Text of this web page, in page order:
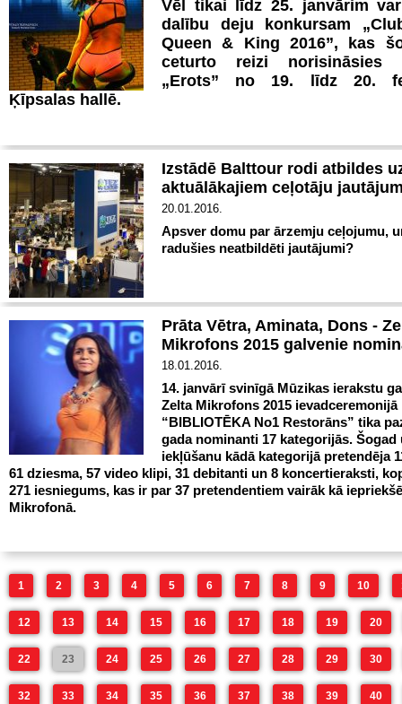
Vēl tikai līdz 25. janvārim
dalību
deju konkursam
Queen & King 2016”,
kas
ceturto reizi norisināsies
„Erots” no 19. līdz 20.
Ķīpsalas hallē.
Izstādē Balttour rodi atbildes
aktuālākajiem ceļotāju
20.01.2016.
Apsver domu par ārzemju ceļojumu,
radušies neatbildēti jautājumi?
Prāta Vētra, Aminata, Dons -
Mikrofons 2015 galvenie
18.01.2016.
14. janvārī svinīgā Mūzikas ierakstu
Zelta Mikrofons 2015 ievadceremonijā
“BIBLIOTĒKA No1 Restorāns” tika
gada nominanti 17 kategorijās. Šogad
iekļūšanu kādā kategorijā pretendēja
61 dziesma, 57 video klipi, 31 debitanti un 8 koncertieraksti,
271 iesniegums, kas ir par 37 pretendentiem vairāk kā
Mikrofonā.
1 2 3 4 5 6 7 8 9 10
12 13 14 15 16 17 18 19 20
22 23 24 25 26 27 28 29 30
32 33 34 35 36 37 38 39 40